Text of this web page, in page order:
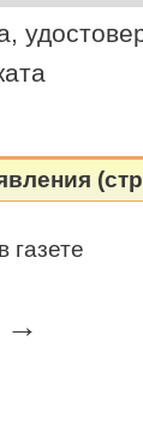
газете
→